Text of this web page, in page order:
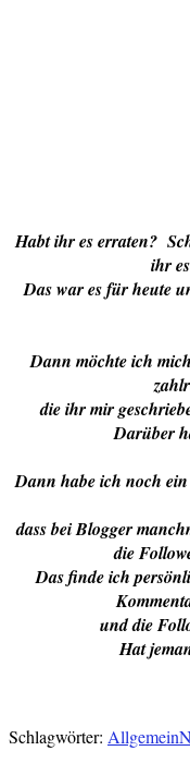
Habt ihr es erraten?
ihr
Das war es für heute
Dann möchte ich
die ihr mir
Darüber
Dann habe ich noch
dass bei Blogger
die
Das finde ich
und die
Hat
Schlagwörter: Allgemein